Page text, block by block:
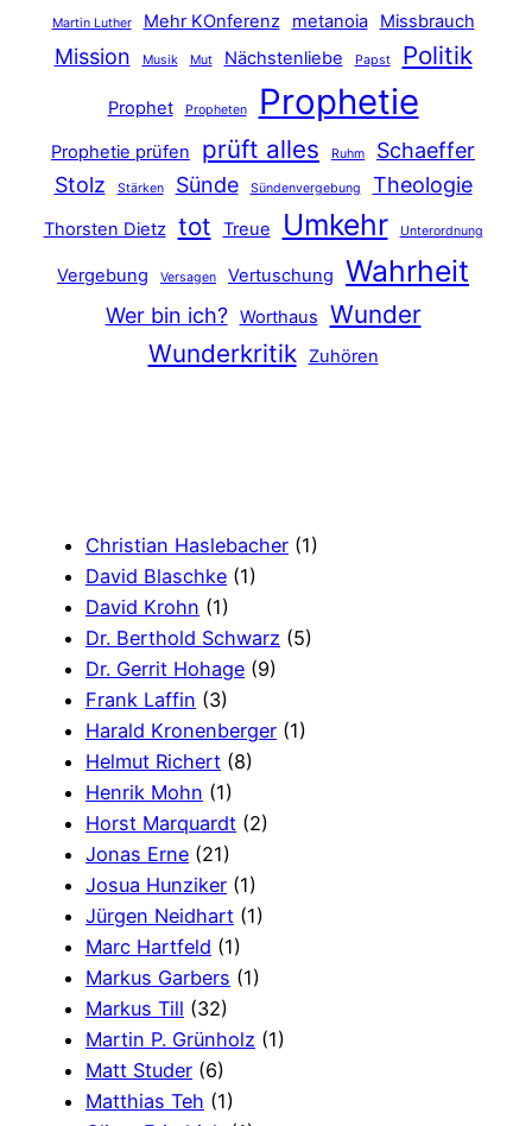
Martin Luther Mehr KOnferenz metanoia Missbrauch
Mission Musik Mut Nächstenliebe Papst Politik
Prophet Propheten Prophetie
Prophetie prüfen prüft alles Ruhm
Schaeffer
Stolz
Stärken Sünde Sündenvergebung Theologie
Thorsten Dietz tot Treue Umkehr Unterordnung
Vergebung Versagen Vertuschung Wahrheit
Wer bin ich? Worthaus
Wunder
Wunderkritik
Zuhören
Christian Haslebacher (1)
David Blaschke (1)
David Krohn (1)
Dr. Berthold Schwarz (5)
Dr. Gerrit Hohage (9)
Frank Laffin (3)
Harald Kronenberger (1)
Helmut Richert (8)
Henrik Mohn (1)
Horst Marquardt (2)
Jonas Erne (21)
Josua Hunziker (1)
Jürgen Neidhart (1)
Marc Hartfeld (1)
Markus Garbers (1)
Markus Till (32)
Martin P. Grünholz (1)
Matt Studer (6)
Matthias Teh (1)